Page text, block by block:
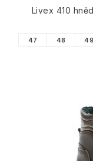
Livex 410
47 48 49